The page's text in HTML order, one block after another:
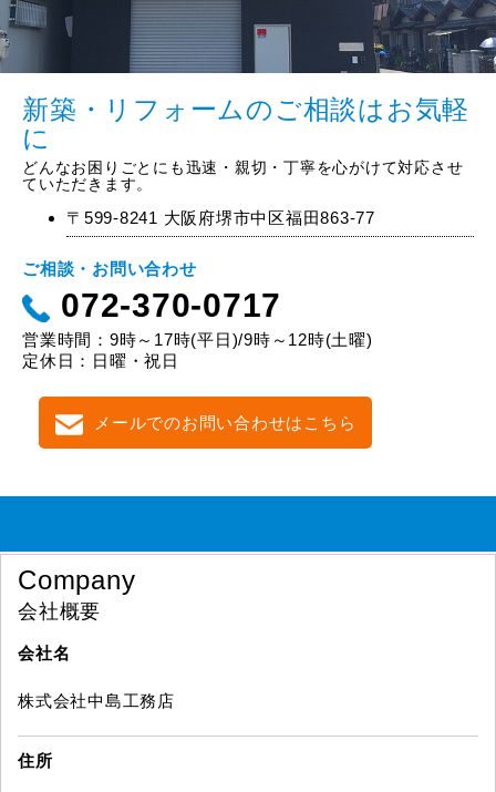
新築・リフォームのご相談はお気軽
に
どんなお困りごとにも迅速・親切・丁寧を心がけて対応させ
ていただきます。
〒599-8241 大阪府堺市中区福田863-77
ご相談・お問い合わせ
072-370-0717
営業時間：9時～17時(平日)/9時～12時(土曜)
定休日：日曜・祝日
メールでのお問い合わせはこちら
Company
会社概要
会社名
株式会社中島工務店
住所